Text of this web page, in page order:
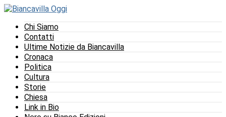
Chi Siamo
Contatti
Ultime Notizie da Biancavilla
Cronaca
Politica
Cultura
Storie
Chiesa
Link in Bio